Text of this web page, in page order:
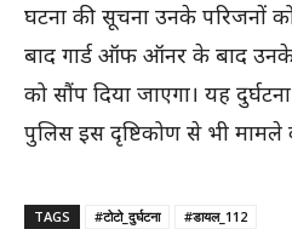
घटना की सूचना उनके परिजनों
बाद गार्ड ऑफ ऑनर के बाद उनके
को सौंप दिया जाएगा। यह
पुलिस इस दृष्टिकोण से भी मामले
TAGS #टोटो_दुर्घटना #डायल_112